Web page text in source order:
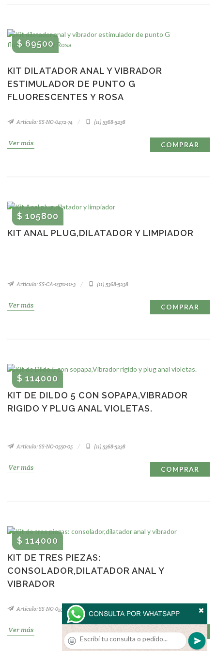
KIT DILATADOR ANAL Y VIBRADOR
ESTIMULADOR DE PUNTO G
FLUORESCENTES Y ROSA
$ 69500
Artículo: SS-NO-0472-74 (11) 5368-5238
Ver más COMPRAR
KIT ANAL PLUG,DILATADOR Y LIMPIADOR
$ 105800
Artículo: SS-CA-0370-10-3 (11) 5368-5238
Ver más COMPRAR
KIT DE DILDO 5 CON SOPAPA,VIBRADOR
RIGIDO Y PLUG ANAL VIOLETAS.
$ 114000
Artículo: SS-NO-0550-05 (11) 5368-5238
Ver más COMPRAR
KIT DE TRES PIEZAS:
CONSOLADOR,DILATADOR ANAL Y
VIBRADOR
$ 114000
Artículo: SS-NO-0550-04
Ver más COMPRAR